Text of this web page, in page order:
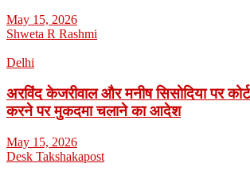
May 15, 2026
Shweta R Rashmi
Delhi
अरविंद केजरीवाल और मनीष सिसोदिया पर
करने पर मुकदमा चलाने का आदेश
May 15, 2026
Desk Takshakapost